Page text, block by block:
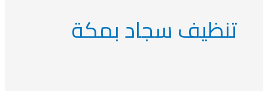
تنظيف سجاد بمكة